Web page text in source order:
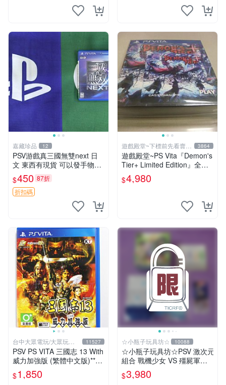
嘉藏珍品 12
PSV游戲真三國無雙next 日
文 東西有現貨 可以發手物品
無質量問題售不退不換
$450 87折
折扣碼
遊戲殿堂~下標前先看賣場
關於我
3864
遊戲殿堂~PS Vita『Demon's
Tier+ Limited Edition』全新
稀有實體片-全球限量1500片
$4,980
台中大眾電玩/大眾玩具
店
11527
PSV PS VITA 三國志 13 With
威力加強版 (繁體中文版)**
(二手商品)【台中大眾電玩】
$1,850
☆小瓶子玩具坊☆ 10088
☆小瓶子玩具坊☆PSV 激次元
組合 戰機少女 VS 殭屍軍團 a
nimate 店舖特典 限定版(日
版)+特典--CD
$3,980